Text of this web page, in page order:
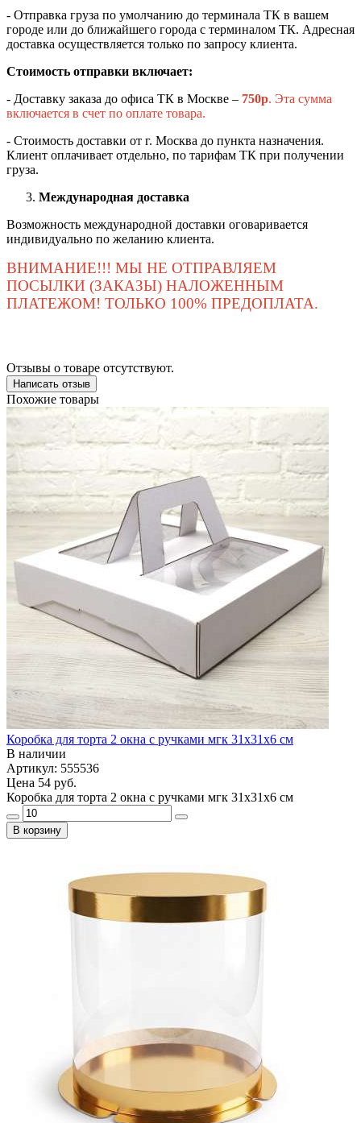
- Отправка груза по умолчанию до терминала ТК в вашем
городе или до ближайшего города с терминалом ТК. Адресная
доставка осуществляется только по запросу клиента.
Стоимость отправки включает:
- Доставку заказа до офиса ТК в Москве – 750р. Эта сумма
включается в счет по оплате товара.
- Стоимость доставки от г. Москва до пункта назначения.
Клиент оплачивает отдельно, по тарифам ТК при получении
груза.
Международная доставка
Возможность международной доставки оговаривается
индивидуально по желанию клиента.
ВНИМАНИЕ!!! МЫ НЕ ОТПРАВЛЯЕМ
ПОСЫЛКИ (ЗАКАЗЫ) НАЛОЖЕННЫМ
ПЛАТЕЖОМ! ТОЛЬКО 100% ПРЕДОПЛАТА.
Отзывы о товаре отсутствуют.
Написать отзыв
Похожие товары
Коробка для торта 2 окна с ручками мгк 31х31х6 см
В наличии
Артикул: 555536
Цена 54 руб.
Коробка для торта 2 окна с ручками мгк 31х31х6 см
В корзину